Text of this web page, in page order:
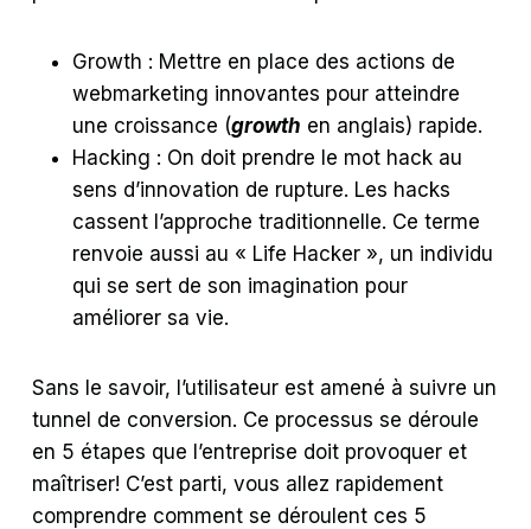
Growth : Mettre en place des actions de
webmarketing innovantes pour atteindre
une croissance (growth en anglais) rapide.
Hacking : On doit prendre le mot hack au
sens d’innovation de rupture. Les hacks
cassent l’approche traditionnelle. Ce terme
renvoie aussi au « Life Hacker », un individu
qui se sert de son imagination pour
améliorer sa vie.
Sans le savoir, l’utilisateur est amené à suivre un
tunnel de conversion. Ce processus se déroule
en 5 étapes que l’entreprise doit provoquer et
maîtriser! C’est parti, vous allez rapidement
comprendre comment se déroulent ces 5